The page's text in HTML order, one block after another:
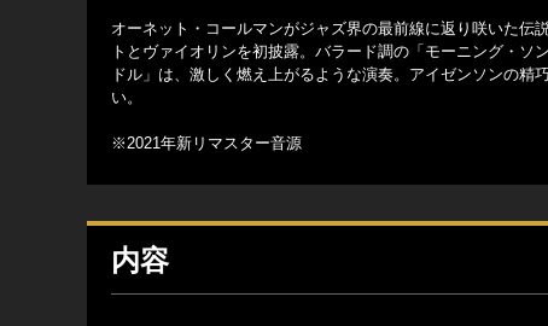
オーネット・コールマンがジャズ界の最前線に返り咲いた伝
トとヴァイオリンを初披露。バラード調の「モーニング・
ドル」は、激しく燃え上がるような演奏。アイゼンソンの
い。
※2021年新リマスター音源
内容